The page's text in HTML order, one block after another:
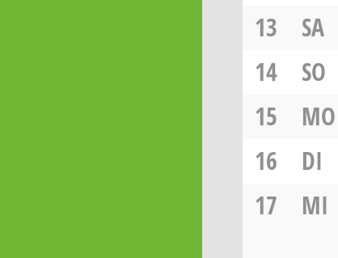
13
SA
14
SO
15
MO
16
DI
17
MI